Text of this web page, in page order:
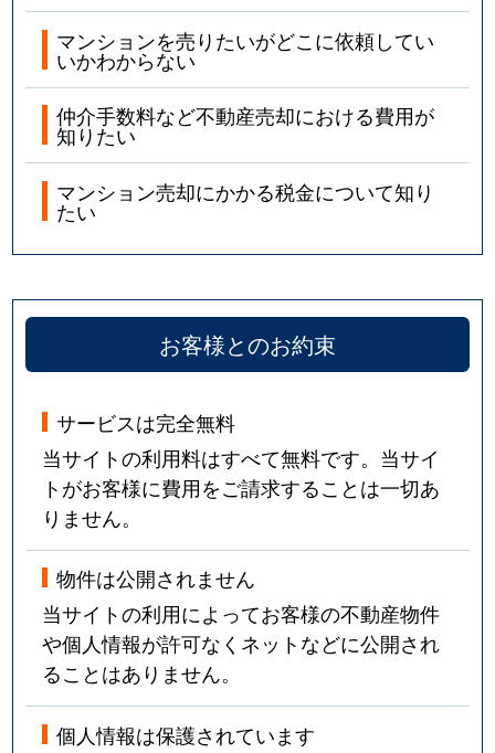
マンションを売りたいがどこに依頼してい
いかわからない
仲介手数料など不動産売却における費用が
知りたい
マンション売却にかかる税金について知り
たい
お客様とのお約束
サービスは完全無料
当サイトの利用料はすべて無料です。当サイ
トがお客様に費用をご請求することは一切あ
りません。
物件は公開されません
当サイトの利用によってお客様の不動産物件
や個人情報が許可なくネットなどに公開され
ることはありません。
個人情報は保護されています